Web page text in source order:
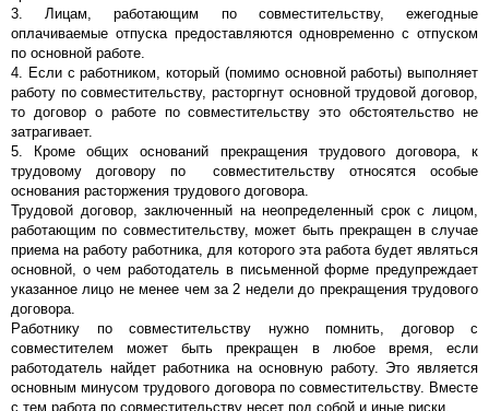
3. Лицам, работающим по совместительству, ежегодные
оплачиваемые отпуска предоставляются одновременно с отпуском
по основной работе.
4. Если с работником, который (помимо основной работы) выполняет
работу по совместительству, расторгнут основной трудовой договор,
то договор о работе по совместительству это обстоятельство не
затрагивает.
5. Кроме общих оснований прекращения трудового договора, к
трудовому договору по совместительству относятся особые
основания расторжения трудового договора.
Трудовой договор, заключенный на неопределенный срок с лицом,
работающим по совместительству, может быть прекращен в случае
приема на работу работника, для которого эта работа будет являться
основной, о чем работодатель в письменной форме предупреждает
указанное лицо не менее чем за 2 недели до прекращения трудового
договора.
Работнику по совместительству нужно помнить, договор с
совместителем может быть прекращен в любое время, если
работодатель найдет работника на основную работу. Это является
основным минусом трудового договора по совместительству. Вместе
с тем работа по совместительству несет под собой и иные риски.